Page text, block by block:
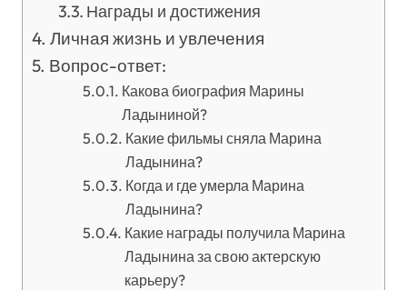
Награды и достижения
Личная жизнь и увлечения
Вопрос-ответ:
Какова биография Марины
Ладыниной?
Какие фильмы сняла Марина
Ладынина?
Когда и где умерла Марина
Ладынина?
Какие награды получила Марина
Ладынина за свою актерскую
карьеру?